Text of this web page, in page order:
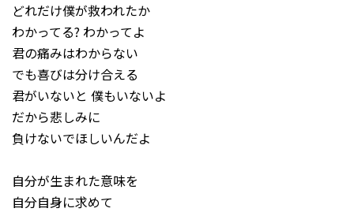
どれだけ僕が救われたか
わかってる? わかってよ
君の痛みはわからない
でも喜びは分け合える
君がいないと 僕もいないよ
だから悲しみに
負けないでほしいんだよ
自分が生まれた意味を
自分自身に求めて